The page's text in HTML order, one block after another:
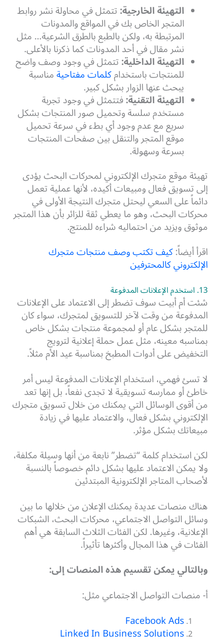
التهيئة الخارجية:تتمثل في محاولة نشر روابط
المتجر الخاص بك في المواقع والمدونات
المرتبطة به، ولكن بالطبع بالطرق الشرعية… مثل
نشر مقال في أحد المدونات كما ذكرنا بالأعلى.
التهيئة الداخلية:تتمثل في وجود وصف واضح
للمنتجات باستخدامكلمات مفتاحيةمناسبة
يبحث عنها الزوار بشكل كبير.
التهيئة التقنية:فتتمثل في وجود تجربة
مستخدم سلسة وتحميل صور المنتجات بشكل
سريع مع عدم وجود أي بطء في سرعة تحميل
موقع المتجر والتنقل بين صفحات المنتجات
بسرعة وسهولة.
تهيئة موقع متجرك الإلكتروني لمحركات البحث يؤدى
إلى تسويق فعال ومبيعات أكيده، لأنها عملية تعمل
دائماً على السعي ليحتل متجرك النتيجة الأولى في
محركات البحث، وهو ما يعطي ثقة للزائر بأن هذا المتجر
موثوق ويزيد من احتماليه شراءه للمنتج.
اقرأ أيضاً:كيف تكتب وصف منتجات متجرك
الإلكتروني كالمحترفين
13. استخدم الإعلانات المدفوعة
شئت أم أبيت سوف تضطر إلى الاعتماد على الإعلانات
المدفوعة من وقت لآخر للتسويق لمتجرك، سواء كان
للمتجر بشكل عام أو لمجموعة منتجات بشكل خاص
بمناسبه معينه، مثل عمل حملة إعلانية لترويج
التخفيض على أدوات المطبخ بمناسبة عيد الأم مثلاً.
لا تسئ فهمي، استخدام الإعلانات المدفوعة ليس أمر
خاطئ أو ممارسه تسويقية لا تجدى نفعاً، بل إنها تعد
من أقوى الوسائل التي يمكنك من خلال تسويق متجرك
الإلكتروني بشكل فعال، والاعتماد عليها في زيادة
مبيعاتك بشكل مؤثر.
لكن استخدام كلمة “تضطر” نابعة من أنها وسيلة مكلفة،
ولا يمكن الاعتماد عليها بشكل دائم خصوصاً بالنسبة
لأصحاب المتاجر الإلكترونية المبتدئين
هناك منصات عديدة يمكنك الإعلان من خلالها ما بين
وسائل التواصل الاجتماعي، محركات البحث، الشبكات
الإعلانية،وغيرها. لكن الفئات الثلاث السابقة هي أهم
الفئات في هذا المجال وأكثرها تأثيراً.
وبالتالي يمكن تقسيم هذه المنصات إلى:
أ- منصات التواصل الاجتماعي مثل:
Facebook Ads
Linked In Business Solutions